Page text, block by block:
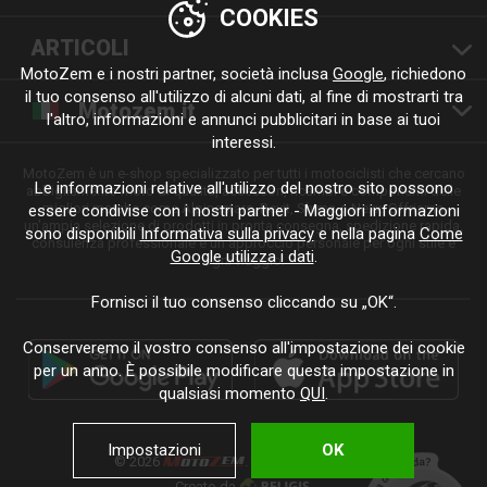
ARTICOLI
Motozem.it
abbigliamento moto di qualità, accessori, ricambi e componenti delle
migliori marche come Alpinestars, Revit, Shima o Nexx. Offriamo
un'ampia selezione di prodotti in pronta consegna, spedizione rapida,
consulenza professionale e un approccio personale per ogni stile e
ogni viaggio.
© 2026
. Tutti i diritti riservati.
COOKIES
MotoZem e i nostri partner, società inclusa Google, richiedono
il tuo consenso all'utilizzo di alcuni dati, al fine di mostrarti tra
l'altro, informazioni e annunci pubblicitari in base ai tuoi
interessi.
Le informazioni relative all'utilizzo del nostro sito possono
essere condivise con i nostri partner - Maggiori informazioni
sono disponibili Informativa sulla privacye nella pagina Come
Google utilizza i dati.
Fornisci il tuo consenso cliccando su „OK“.
Conserveremo il vostro consenso all'impostazione dei cookie
per un anno. È possibile modificare questa impostazione in
qualsiasi momentoQUI.
Impostazioni OK